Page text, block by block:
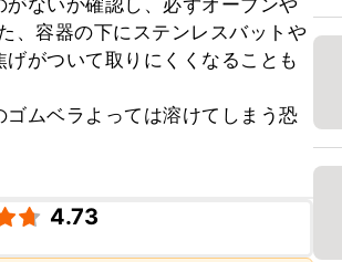
ないか確認し、必ずオーブンや
、容器の下にステンレスバットや
がついて取りにくくなることも
ムベラよっては溶けてしまう恐
4.73